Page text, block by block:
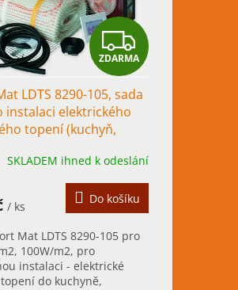
Z
D
A
M
A
ZDARMA
LDTS 8290-105, sada
instalaci elektrického
topení (kuchyň,
SKLADEM ihned k odeslání
/ ks
Do košíku
Mat LDTS 8290-105 pro
100W/m2, pro
instalaci - elektrické
do kuchyně,